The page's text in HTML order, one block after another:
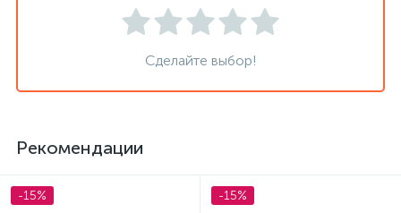
Сделайте выбор!
Рекомендации
-15% -15%